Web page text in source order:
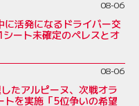
08-06
に活発になるドライバー交
ート未確定のペレスとオ
08-06
たアルピーヌ、次戦オラ
トを実施「5位争いの希望